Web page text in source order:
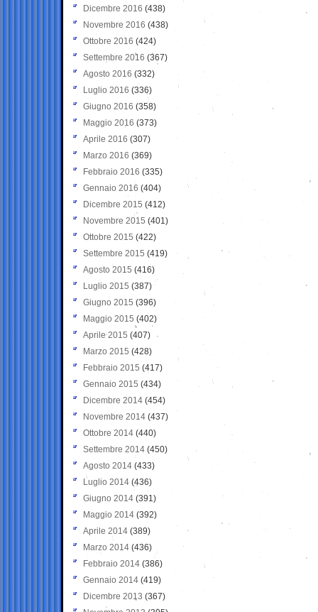
Dicembre 2016 (438)
Novembre 2016 (438)
Ottobre 2016 (424)
Settembre 2016 (367)
Agosto 2016 (332)
Luglio 2016 (336)
Giugno 2016 (358)
Maggio 2016 (373)
Aprile 2016 (307)
Marzo 2016 (369)
Febbraio 2016 (335)
Gennaio 2016 (404)
Dicembre 2015 (412)
Novembre 2015 (401)
Ottobre 2015 (422)
Settembre 2015 (419)
Agosto 2015 (416)
Luglio 2015 (387)
Giugno 2015 (396)
Maggio 2015 (402)
Aprile 2015 (407)
Marzo 2015 (428)
Febbraio 2015 (417)
Gennaio 2015 (434)
Dicembre 2014 (454)
Novembre 2014 (437)
Ottobre 2014 (440)
Settembre 2014 (450)
Agosto 2014 (433)
Luglio 2014 (436)
Giugno 2014 (391)
Maggio 2014 (392)
Aprile 2014 (389)
Marzo 2014 (436)
Febbraio 2014 (386)
Gennaio 2014 (419)
Dicembre 2013 (367)